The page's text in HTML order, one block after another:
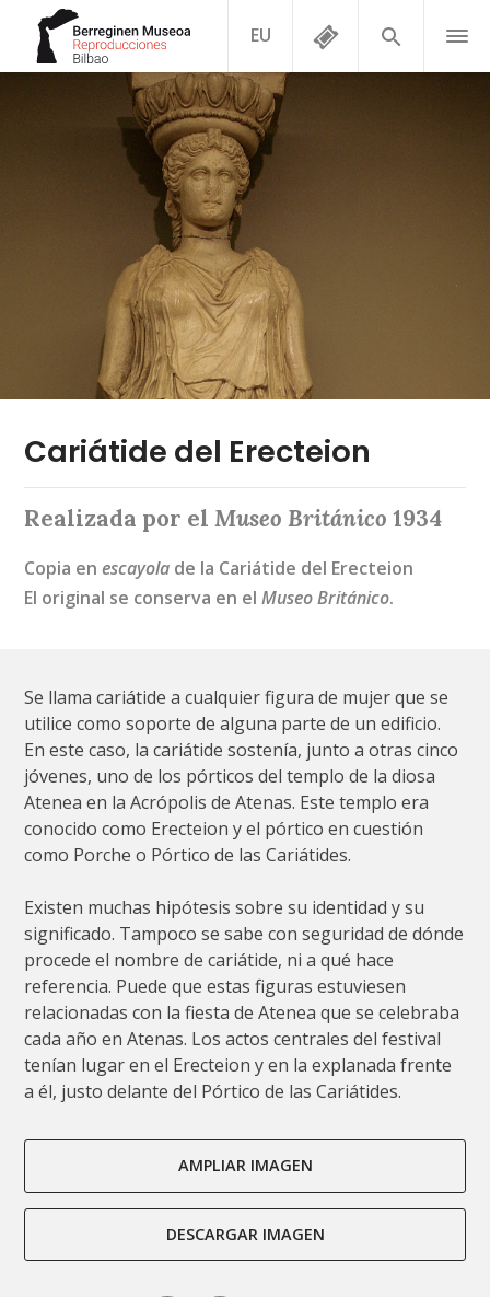
EU
Cariátide del Erecteion
Realizada por elMuseo Británico 1934
Copia enescayola de la Cariátide del Erecteion
El original se conserva en elMuseo Británico.
Se llama cariátide a cualquier figura de mujer que se
utilice como soporte de alguna parte de un edificio.
En este caso, la cariátide sostenía, junto a otras cinco
jóvenes, uno de los pórticos del templo de la diosa
Atenea en la Acrópolis de Atenas. Este templo era
conocido como Erecteion y el pórtico en cuestión
como Porche o Pórtico de las Cariátides.
Existen muchas hipótesis sobre su identidad y su
significado. Tampoco se sabe con seguridad de dónde
procede el nombre de cariátide, ni a qué hace
referencia. Puede que estas figuras estuviesen
relacionadas con la fiesta de Atenea que se celebraba
cada año en Atenas. Los actos centrales del festival
tenían lugar en el Erecteion y en la explanada frente
a él, justo delante del Pórtico de las Cariátides.
AMPLIAR IMAGEN
DESCARGAR IMAGEN